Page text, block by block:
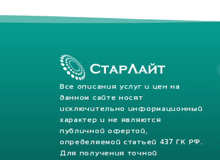
Все описания услуг и цен на
данном сайте носят
исключительно информационный
характер и не являются
публичной офертой,
определяемой статьей 437 ГК РФ.
Для получения точной